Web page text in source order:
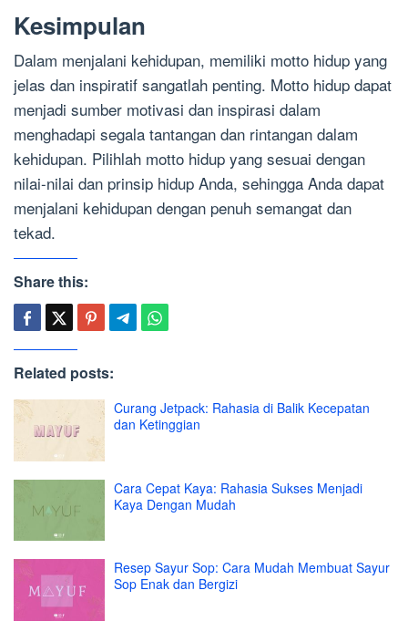
Kesimpulan
Dalam menjalani kehidupan, memiliki motto hidup yang
jelas dan inspiratif sangatlah penting. Motto hidup dapat
menjadi sumber motivasi dan inspirasi dalam
menghadapi segala tantangan dan rintangan dalam
kehidupan. Pilihlah motto hidup yang sesuai dengan
nilai-nilai dan prinsip hidup Anda, sehingga Anda dapat
menjalani kehidupan dengan penuh semangat dan
tekad.
Share this:
Related posts:
Curang Jetpack: Rahasia di Balik Kecepatan
dan Ketinggian
Cara Cepat Kaya: Rahasia Sukses Menjadi
Kaya Dengan Mudah
Resep Sayur Sop: Cara Mudah Membuat Sayur
Sop Enak dan Bergizi